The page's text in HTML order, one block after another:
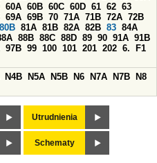
60A 60B 60C 60D 61 62 63
69A 69B 70 71A 71B 72A 72B
80B 81A 81B 82A 82B 83 84A
88B 88C 88D 89 90 91A 91B
97B 99 100 101 201 202 6.
F1
N4B N5A N5B N6 N7A N7B
N8
Utrudnienia
Schematy